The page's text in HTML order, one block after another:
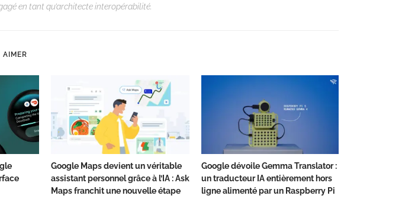
en tant qu’architecte interopérabilité.
AIMER
Google Maps devient un véritable
assistant personnel grâce à l’IA : Ask
Maps franchit une nouvelle étape
Google dévoile Gemma Translator :
un traducteur IA entièrement hors
ligne alimenté par un Raspberry Pi